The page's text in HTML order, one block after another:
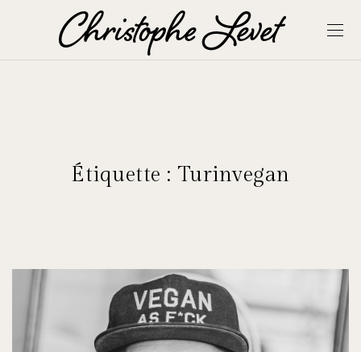
Étiquette : Turinvegan